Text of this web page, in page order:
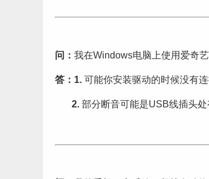
问： 我在Windows电脑上使用爱奇
答：1. 可能你安装驱动的时候没有
2. 部分断音可能是USB线插头